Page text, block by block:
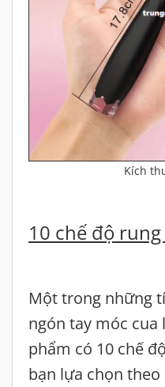
Kích
10 chế độ rung
Một trong những
ngón tay móc cua
phẩm có 10 chế
bạn lựa chọn theo